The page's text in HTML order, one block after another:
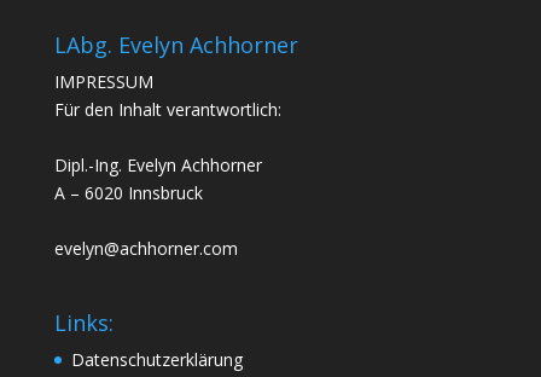
LAbg. Evelyn Achhorner
IMPRESSUM
Für den Inhalt verantwortlich:
Dipl.-Ing. Evelyn Achhorner
A – 6020 Innsbruck
evelyn@achhorner.com
Links:
Datenschutzerklärung